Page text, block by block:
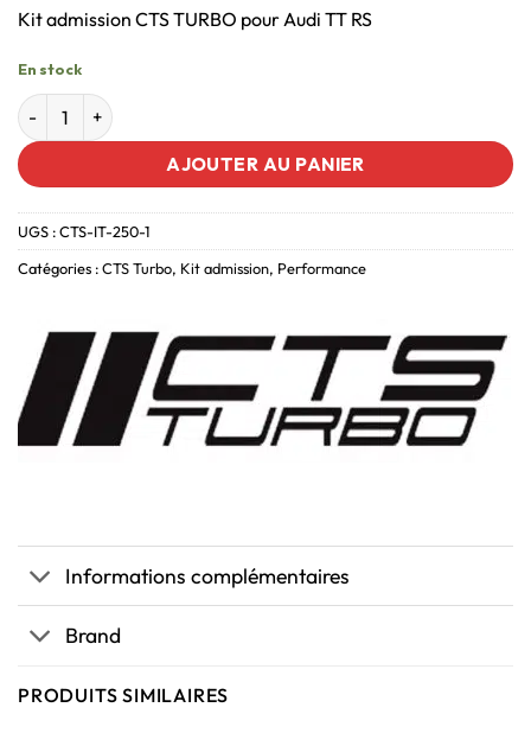
Kit admission CTS TURBO pour Audi TT RS
En stock
AJOUTER AU PANIER
UGS :CTS-IT-250-1
Catégories :CTS Turbo, Kit admission, Performance
Informations complémentaires
Brand
PRODUITS SIMILAIRES